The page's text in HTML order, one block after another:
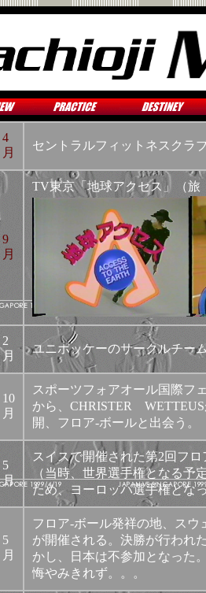
4
月
セントラルフィットネスクラ
9
月
TV東京「地球アクセス」（旅
2
月
ユニホッケーのサークルチー
10
月
スポーツフォアオール国際フ
から、CHRISTER
開、フロア-ボールと出会う。
5
月
スイスで開催された第2回フ
（当時、世界選手権となる予
ため、ヨーロッパ選手権とな
5
月
フロア-ボール発祥の地、ス
が開催される。決勝が行われ
かし、日本は不参加となった
悔やみきれず。。。